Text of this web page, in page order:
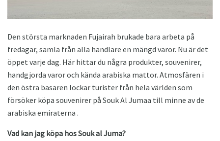
Den största marknaden Fujairah brukade bara arbeta på
fredagar, samla från alla handlare en mängd varor. Nu är det
öppet varje dag. Här hittar du några produkter, souvenirer,
handgjorda varor och kända arabiska mattor. Atmosfären i
den östra basaren lockar turister från hela världen som
försöker köpa souvenirer på Souk Al Jumaa till minne av de
arabiska emiraterna .
Vad kan jag köpa hos Souk al Juma?